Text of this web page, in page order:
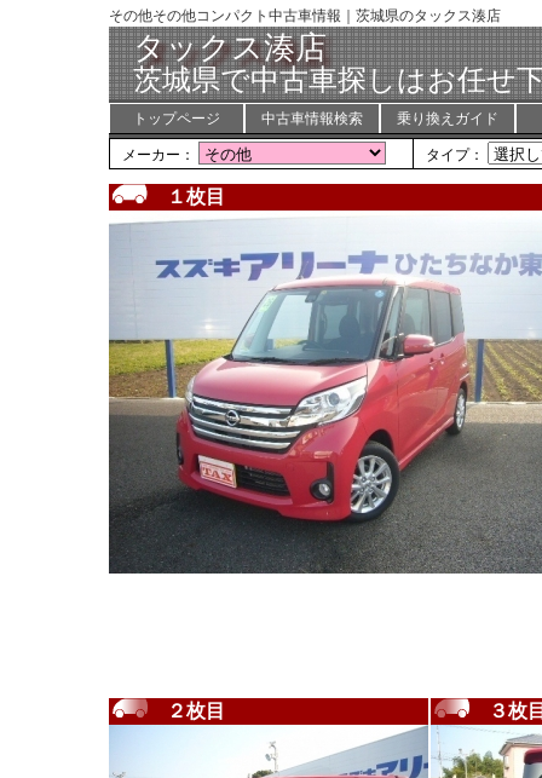
その他その他コンパクト中古車情報｜茨城県のタックス湊店
タックス湊店
茨城県で中古車探しはお任せ
トップページ 中古車情報検索 乗り換えガイド
メーカー： タイプ：
１枚目
２枚目 ３枚